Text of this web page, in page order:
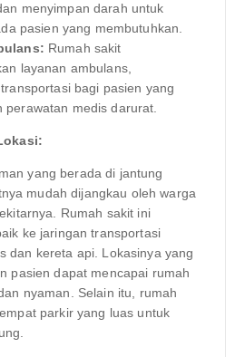
menyimpan darah untuk
pasien yang membutuhkan.
Rumah sakit
layanan ambulans,
bagi pasien yang
perawatan medis darurat.
yang berada di jantung
mudah dijangkau oleh warga
Rumah sakit ini
ke jaringan transportasi
dan kereta api. Lokasinya yang
pasien dapat mencapai rumah
nyaman. Selain itu, rumah
parkir yang luas untuk